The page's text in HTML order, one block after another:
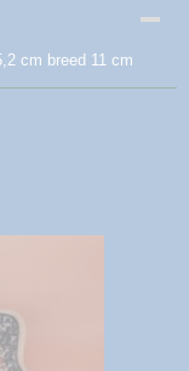
cm breed 11 cm